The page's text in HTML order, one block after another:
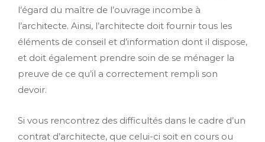
l’égard du maître de l’ouvrage incombe à
l’architecte. Ainsi, l’architecte doit fournir tous les
éléments de conseil et d’information dont il dispose,
et doit également prendre soin de se ménager la
preuve de ce qu’il a correctement rempli son
devoir.
Si vous rencontrez des difficultés dans le cadre d’un
contrat d’architecte, que celui-ci soit en cours ou